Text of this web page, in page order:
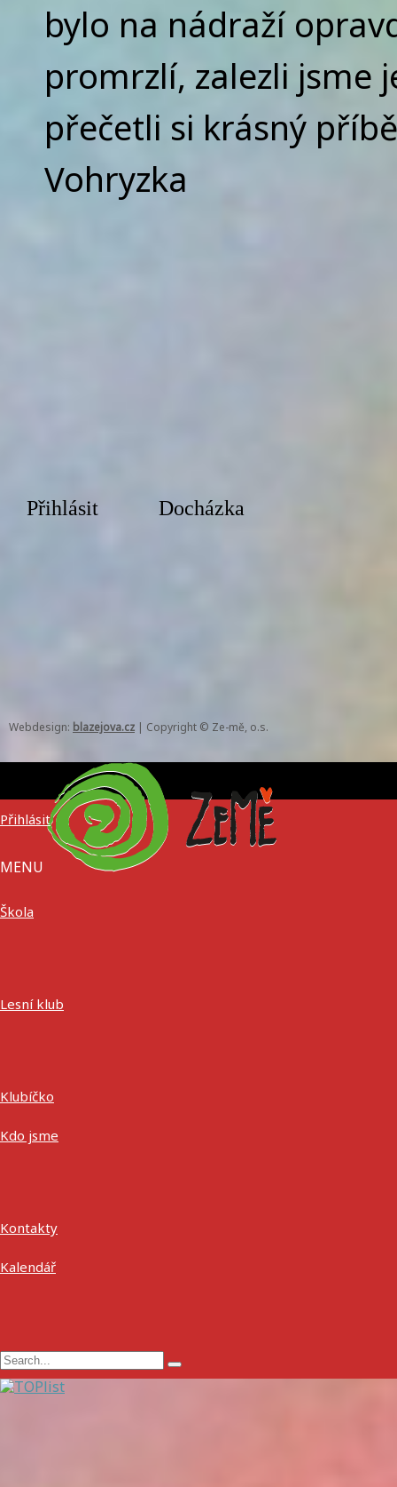
bylo na nádraží
promrzlí, zalezli jsme
přečetli si krásný
Vohryzka
Přihlásit Docházka
Webdesign: blazejova.cz | Copyright © Ze-mě, o.s.
MENU
Přihlásit
Škola
Lesní klub
Klubíčko
Kdo jsme
Kontakty
Kalendář